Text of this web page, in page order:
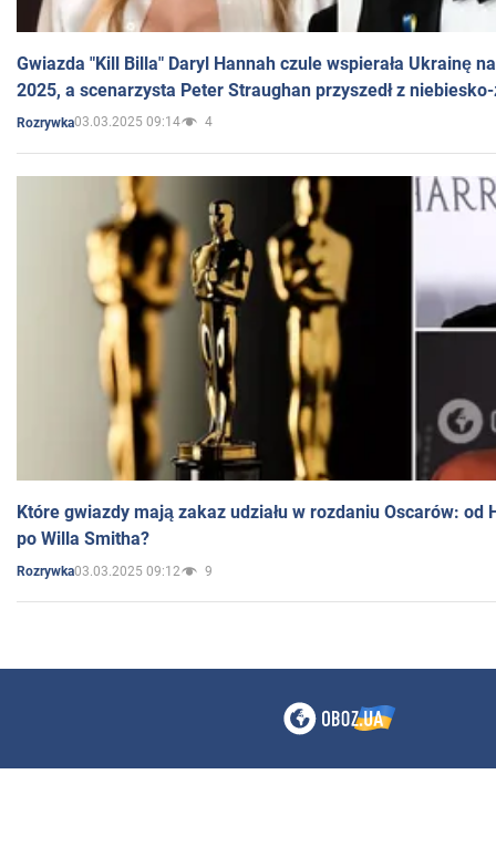
Gwiazda "Kill Billa" Daryl Hannah czule wspierała Ukrainę
2025, a scenarzysta Peter Straughan przyszedł z
Rozrywka03.03.2025 09:14 4
Które gwiazdy mają zakaz udziału w rozdaniu Oscarów: od
po Willa Smitha?
Rozrywka03.03.2025 09:12 9